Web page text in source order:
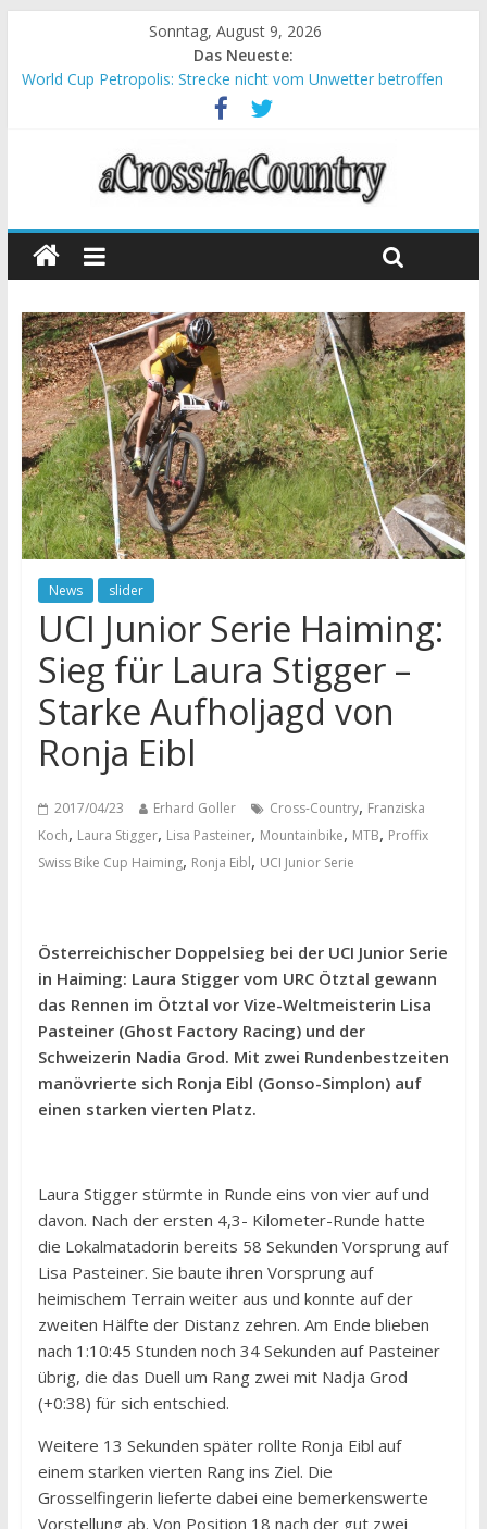
Sonntag, August 9, 2026
Das Neueste:
World Cup Petropolis: Strecke nicht vom Unwetter betroffen
Krumbach und Obergessertshausen: Mountainbike-Bundesliga
Supercup Massi Banyoles: Siege für Carod und Richards
Halbzeit beim Andalucia Bike Race: Weltmeister Seewald führt
Chelva: Schweizer Doppelsieg beim ersten XCO-Rennen der
News slider
UCI Junior Serie Haiming:
Sieg für Laura Stigger –
Starke Aufholjagd von
Ronja Eibl
2017/04/23 Erhard Goller Cross-Country, Franziska
Koch, Laura Stigger, Lisa Pasteiner, Mountainbike, MTB, Proffix
Swiss Bike Cup Haiming, Ronja Eibl, UCI Junior Serie
Österreichischer Doppelsieg bei der UCI Junior Serie
in Haiming: Laura Stigger vom URC Ötztal gewann
das Rennen im Ötztal vor Vize-Weltmeisterin Lisa
Pasteiner (Ghost Factory Racing) und der
Schweizerin Nadia Grod. Mit zwei Rundenbestzeiten
manövrierte sich Ronja Eibl (Gonso-Simplon) auf
einen starken vierten Platz.
Laura Stigger stürmte in Runde eins von vier auf und
davon. Nach der ersten 4,3- Kilometer-Runde hatte
die Lokalmatadorin bereits 58 Sekunden Vorsprung auf
Lisa Pasteiner. Sie baute ihren Vorsprung auf
heimischem Terrain weiter aus und konnte auf der
zweiten Hälfte der Distanz zehren. Am Ende blieben
nach 1:10:45 Stunden noch 34 Sekunden auf Pasteiner
übrig, die das Duell um Rang zwei mit Nadja Grod
(+0:38) für sich entschied.
Weitere 13 Sekunden später rollte Ronja Eibl auf
einem starken vierten Rang ins Ziel. Die
Grosselfingerin lieferte dabei eine bemerkenswerte
Vorstellung ab. Von Position 18 nach der gut zwei